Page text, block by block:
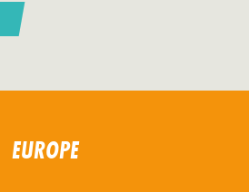
EUROPE